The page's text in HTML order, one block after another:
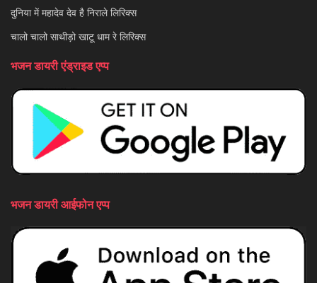
दुनिया में महादेव देव है निराले लिरिक्स
चालो चालो साथीड़ो खाटू धाम रे लिरिक्स
भजन डायरी एंड्राइड एप्प
भजन डायरी आईफोन एप्प